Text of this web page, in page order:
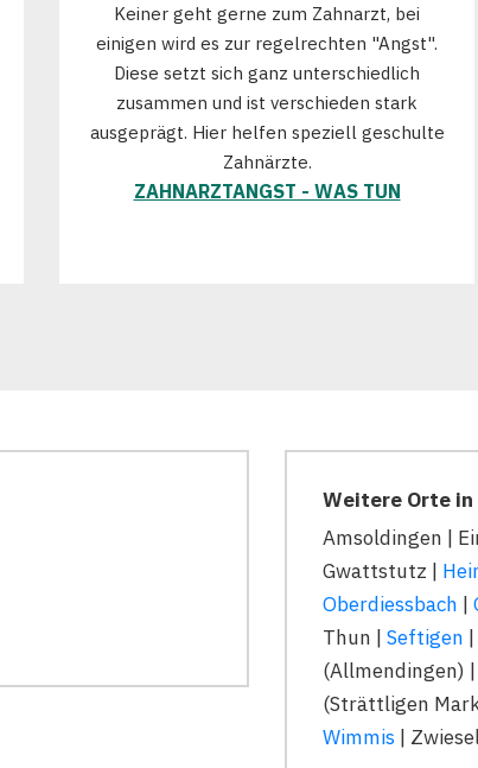
Keiner geht gerne zum Zahnarzt, bei
einigen wird es zur regelrechten "Angst".
Diese setzt sich ganz unterschiedlich
zusammen und ist verschieden stark
ausgeprägt. Hier helfen speziell geschulte
Zahnärzte.
ZAHNARZTANGST - WAS TUN
Weitere Orte in
Amsoldingen |
Gwattstutz |
Oberdiessbach |
Thun | Seftigen |
(Allmendingen)
(Strättligen
Wimmis |